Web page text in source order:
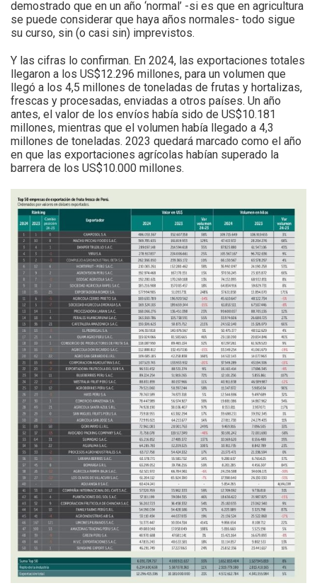
demostrado que en un año ‘normal’ -si es que en agricultura
se puede considerar que haya años normales- todo sigue
su curso, sin (o casi sin) imprevistos.
Y las cifras lo confirman. En 2024, las exportaciones totales
llegaron a los US$12.296 millones, para un volumen que
llegó a los 4,5 millones de toneladas de frutas y hortalizas,
frescas y procesadas, enviadas a otros países. Un año
antes, el valor de los envíos había sido de US$10.181
millones, mientras que el volumen había llegado a 4,3
millones de toneladas. 2023 quedará marcado como el año
en que las exportaciones agrícolas habían superado la
barrera de los US$10.000 millones.